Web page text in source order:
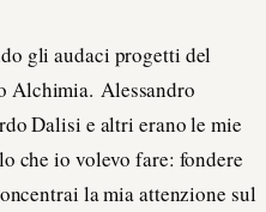
gli audaci progetti del
Alchimia. Alessandro
Dalisi e altri erano le mie
che io volevo fare: fondere
la mia attenzione sul